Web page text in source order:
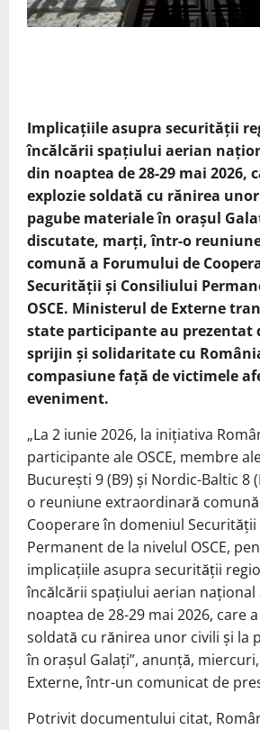
Implicaţiile asupra securităţii
încălcării spaţiului aerian
din noaptea de 28-29 mai 2026,
explozie soldată cu rănirea
pagube materiale în oraşul
discutate, marţi, într-o
comună a Forumului de
Securităţii şi Consiliului
OSCE. Ministerul de Externe
state participante au prezentat
sprijin şi solidaritate cu
compasiune faţă de victimele
eveniment.
„La 2 iunie 2026, la iniţiativa
participante ale OSCE, membre
Bucureşti 9 (B9) şi Nordic-Baltic 8
o reuniune extraordinară
Cooperare în domeniul Securităţii
Permanent de la nivelul OSCE,
implicaţiile asupra securităţii
încălcării spaţiului aerian naţional
noaptea de 28-29 mai 2026, care
soldată cu rănirea unor civili şi la
în oraşul Galaţi”, anunţă,
Externe, într-un comunicat de
Potrivit documentului citat,